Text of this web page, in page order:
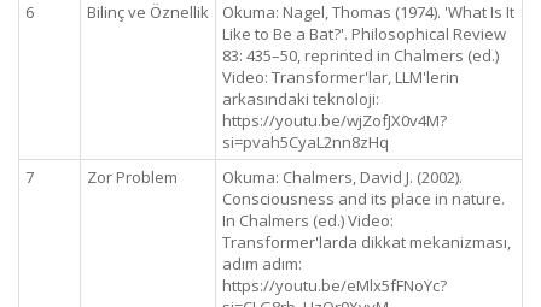
6
Bilinç ve Öznellik
Okuma: Nagel, Thomas (1974). 'What Is It
Like to Be a Bat?'. Philosophical Review
83: 435–50, reprinted in Chalmers (ed.)
Video: Transformer'lar, LLM'lerin
arkasındaki teknoloji:
https://youtu.be/wjZofJX0v4M?
si=pvah5CyaL2nn8zHq
7
Zor Problem
Okuma: Chalmers, David J. (2002).
Consciousness and its place in nature.
In Chalmers (ed.) Video:
Transformer'larda dikkat mekanizması,
adım adım:
https://youtu.be/eMlx5fFNoYc?